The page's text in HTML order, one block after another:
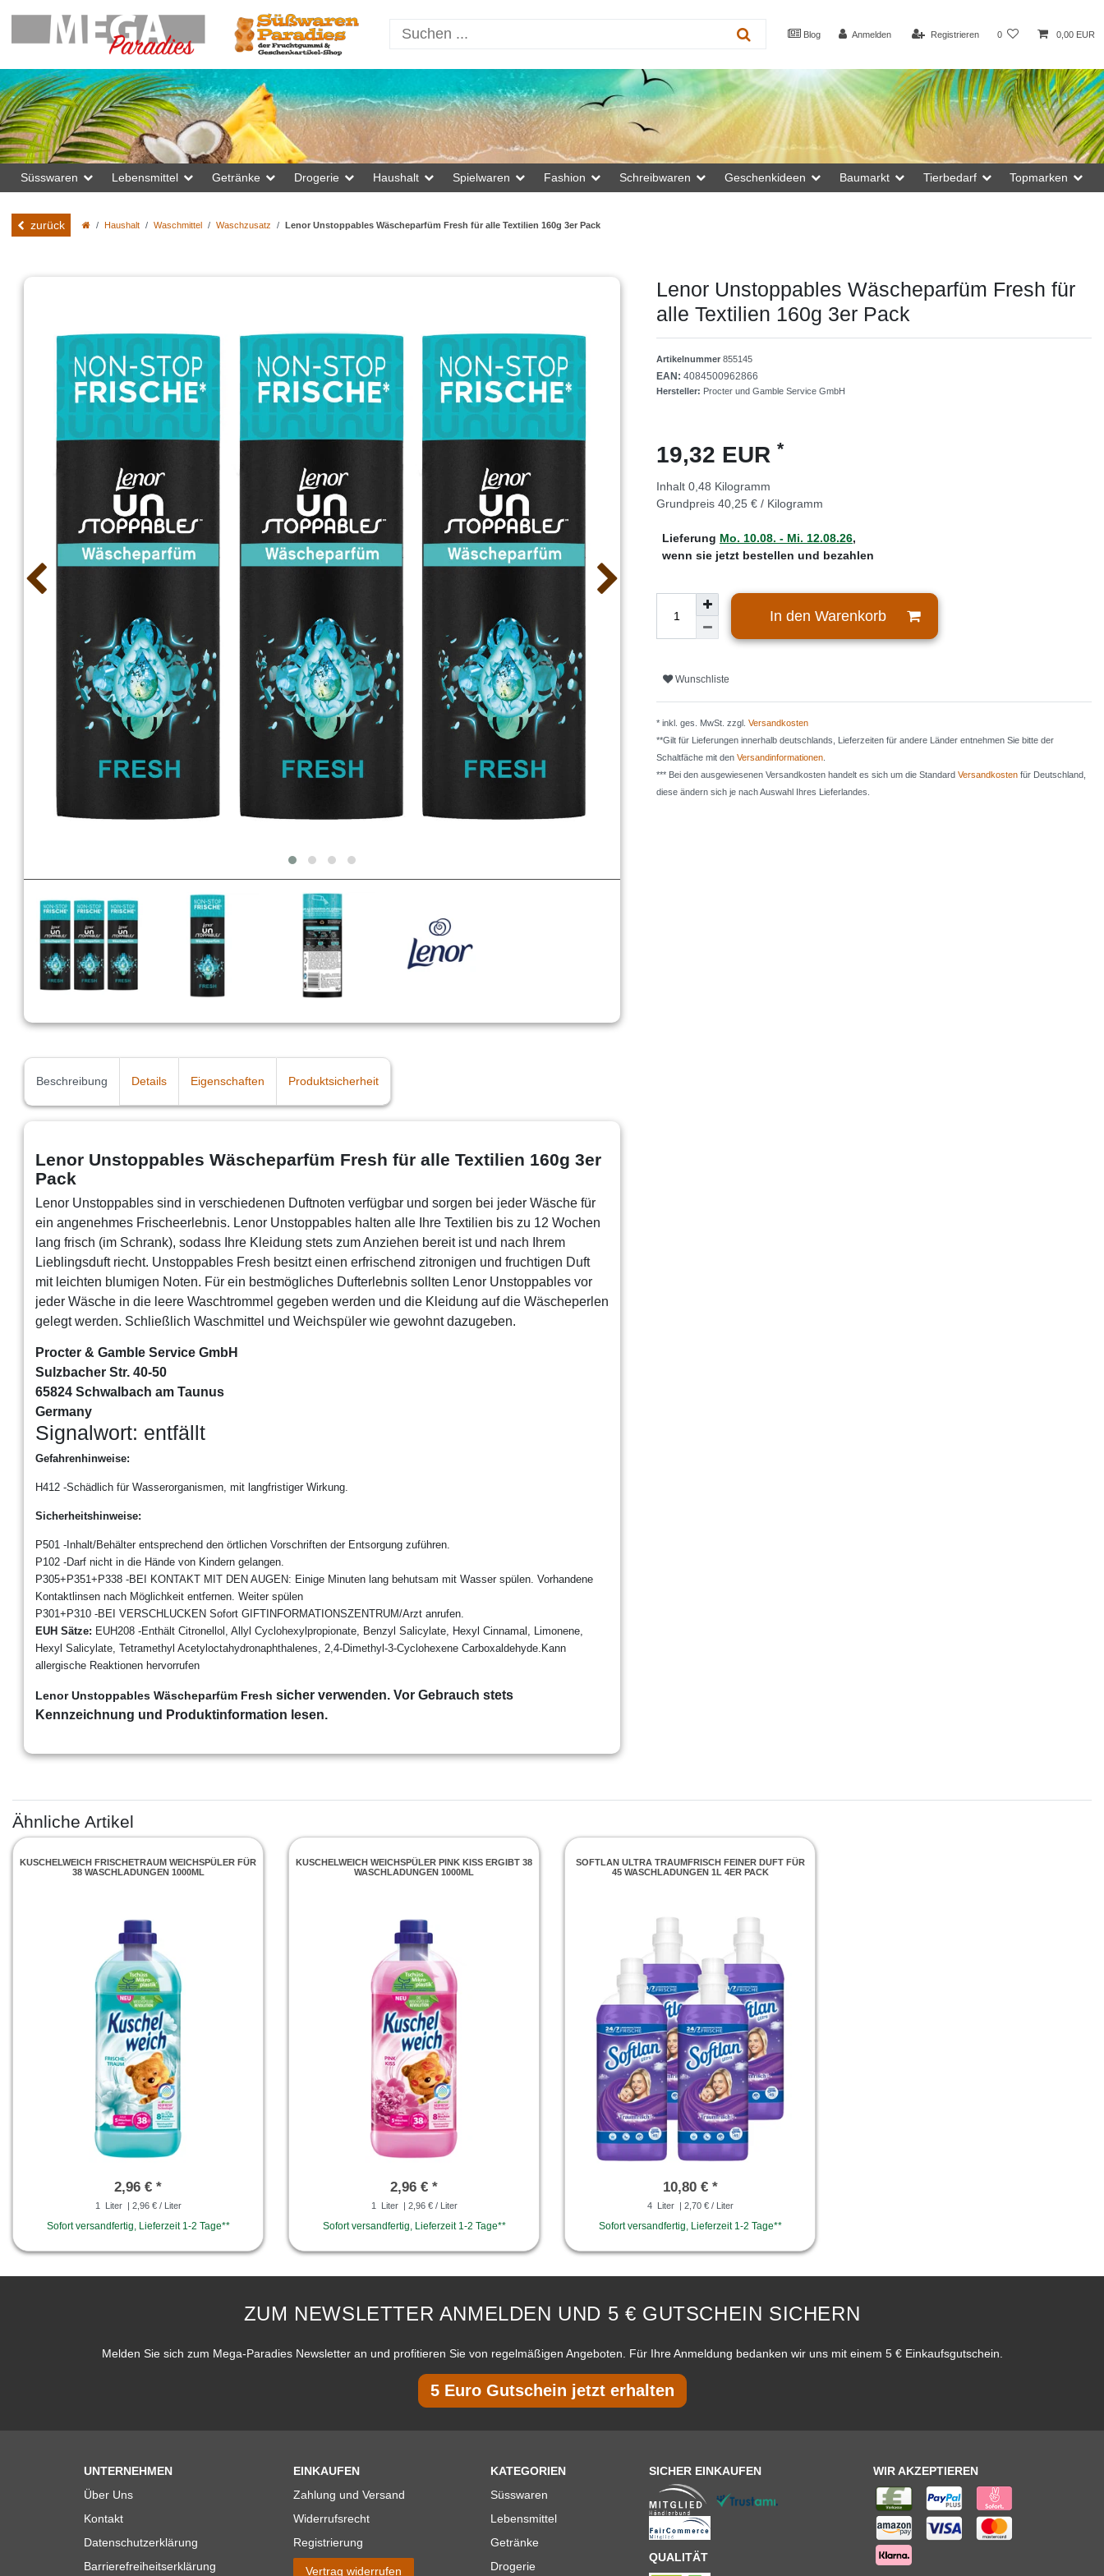
Blog Anmelden Registrieren 0 0,00 EUR
Süsswaren Lebensmittel Getränke Drogerie Haushalt Spielwaren Fashion Schreibwaren Geschenkideen Baumarkt Tierbedarf Topmarken
zurück Haushalt Waschmittel Waschzusatz Lenor Unstoppables Wäscheparfüm Fresh für alle Textilien 160g 3er Pack
Lenor Unstoppables Wäscheparfüm Fresh für
alle Textilien 160g 3er Pack
Artikelnummer 855145
EAN: 4084500962866
Hersteller: Procter und Gamble Service GmbH
19,32 EUR *
Inhalt 0,48 Kilogramm
Grundpreis 40,25 € / Kilogramm
Lieferung Mo. 10.08. - Mi. 12.08.26,
wenn sie jetzt bestellen und bezahlen
In den Warenkorb
Wunschliste
* inkl. ges. MwSt. zzgl. Versandkosten
**Gilt für Lieferungen innerhalb deutschlands, Lieferzeiten für andere Länder entnehmen Sie bitte der
Schaltfäche mit den Versandinformationen
*** Bei den ausgewiesenen Versandkosten handelt es sich um die Standard Versandkosten für Deutschland,
diese ändern sich je nach Auswahl Ihres Lieferlandes.
Beschreibung Details Eigenschaften Produktsicherheit
Lenor Unstoppables Wäscheparfüm Fresh für alle Textilien 160g 3er
Pack
Lenor Unstoppables sind in verschiedenen Duftnoten verfügbar und sorgen bei jeder Wäsche für
ein angenehmes Frischeerlebnis. Lenor Unstoppables halten alle Ihre Textilien bis zu 12 Wochen
lang frisch (im Schrank), sodass Ihre Kleidung stets zum Anziehen bereit ist und nach Ihrem
Lieblingsduft riecht. Unstoppables Fresh besitzt einen erfrischend zitronigen und fruchtigen Duft
mit leichten blumigen Noten. Für ein bestmögliches Dufterlebnis sollten Lenor Unstoppables vor
jeder Wäsche in die leere Waschtrommel gegeben werden und die Kleidung auf die Wäscheperlen
gelegt werden. Schließlich Waschmittel und Weichspüler wie gewohnt dazugeben.
Procter & Gamble Service GmbH
Sulzbacher Str. 40-50
65824 Schwalbach am Taunus
Germany
Signalwort: entfällt
Gefahrenhinweise:
H412 -Schädlich für Wasserorganismen, mit langfristiger Wirkung.
Sicherheitshinweise:
P501 - Inhalt/Behälter entsprechend den örtlichen Vorschriften der Entsorgung zuführen.
P102 -Darf nicht in die Hände von Kindern gelangen.
P305+P351+P338 -BEI KONTAKT MIT DEN AUGEN: Einige Minuten lang behutsam mit Wasser spülen. Vorhandene
Kontaktlinsen nach Möglichkeit entfernen. Weiter spülen
P301+P310 -BEI VERSCHLUCKEN Sofort GIFTINFORMATIONSZENTRUM/Arzt anrufen.
EUH Sätze: EUH208 -Enthält Citronellol, Allyl Cyclohexylpropionate, Benzyl Salicylate , Hexyl Cinnamal,
Limonene,
Hexyl Salicylate, Tetramethyl Acetyloctahydronaphthalenes, 2,4-Dimethyl -3-Cyclohexene Carboxaldehyde. Kann
allergische Reaktionen hervorrufen
Lenor Unstoppables Wäscheparfüm Fresh sicher verwenden. Vor Gebrauch stets
Kennzeichnung und Produktinformation lesen.
Ähnliche Artikel
KUSCHELWEICH FRISCHETRAUM WEICHSPÜLER FÜR
38 WASCHLADUNGEN 1000ML
2,96 € *
1 Liter | 2,96 € / Liter
Sofort versandfertig, Lieferzeit 1-2 Tage**
KUSCHELWEICH WEICHSPÜLER PINK KISS ERGIBT 38
WASCHLADUNGEN 1000ML
2,96 € *
1 Liter | 2,96 € / Liter
Sofort versandfertig, Lieferzeit 1-2 Tage**
SOFTLAN ULTRA TRAUMFRISCH FEINER DUFT FÜR
45 WASCHLADUNGEN 1L 4ER PACK
10,80 € *
4 Liter | 2,70 € / Liter
Sofort versandfertig, Lieferzeit 1-2 Tage**
ZUM NEWSLETTER ANMELDEN UND 5 € GUTSCHEIN SICHERN
Melden Sie sich zum Mega-Paradies Newsletter an und profitieren Sie von regelmäßigen Angeboten. Für Ihre Anmeldung bedanken wir uns mit einem 5 € Einkaufsgutschein.
5 Euro Gutschein jetzt erhalten
UNTERNEHMEN
Über Uns
Kontakt
Datenschutzerklärung
Barrierefreiheitserklärung
EINKAUFEN
Zahlung und Versand
Widerrufsrecht
Registrierung
Vertrag widerrufen
KATEGORIEN
Süsswaren
Lebensmittel
Getränke
Drogerie
SICHER EINKAUFEN
QUALITÄT
WIR AKZEPTIEREN